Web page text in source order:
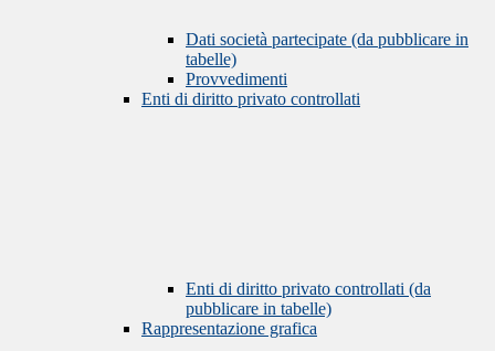
Dati società partecipate (da pubblicare in
tabelle)
Provvedimenti
Enti di diritto privato controllati
Enti di diritto privato controllati (da
pubblicare in tabelle)
Rappresentazione grafica